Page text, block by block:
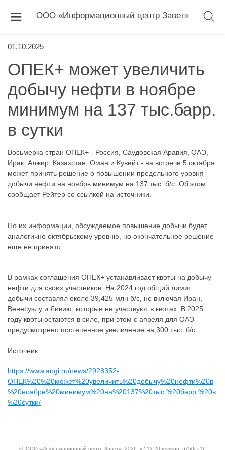
ООО «Информационный центр Завет»
01.10.2025
ОПЕК+ может увеличить
добычу нефти в ноябре
минимум на 137 тыс.барр.
в сутки
Восьмерка стран ОПЕК+ - Россия, Саудовская Аравия, ОАЭ,
Ирак, Алжир, Казахстан, Оман и Кувейт - на встрече 5 октября
может принять решение о повышении предельного уровня
добычи нефти на ноябрь минимум на 137 тыс. б/с. Об этом
сообщает Рейтер со ссылкой на источники.
По их информации, обсуждаемое повышение добычи будет
аналогично октябрьскому уровню, но окончательное решение
еще не принято.
В рамках соглашения ОПЕК+ устанавливает квоты на добычу
нефти для своих участников. На 2024 год общий лимит
добычи составлял около 39,425 млн б/с, не включая Иран,
Венесуэлу и Ливию, которые не участвуют в квотах. В 2025
году квоты остаются в силе, при этом с апреля для ОАЭ
предусмотрено постепенное увеличение на 300 тыс. б/с.
Источник:
https://www.angi.ru/news/2928352-
ОПЕК%20%20может%20увеличить%20добычу%20нефти%20в
%20ноябре%20минимум%20на%20137%20тыс.%20барр.%20в
%20сутки/
© ООО «Информационный центр Завет» , 2026, v2.12.20 revision: 67b0ca1b